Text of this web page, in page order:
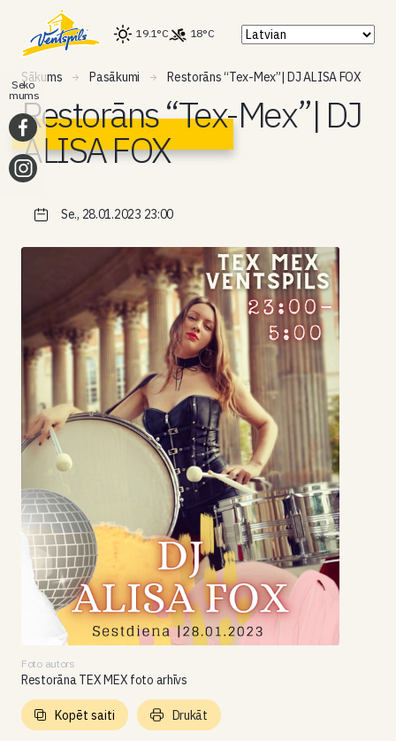
19.1°C 18°C
Sākums Pasākumi Restorāns “Tex-Mex”| DJ ALISA FOX
Restorāns “Tex-Mex”| DJ
ALISA FOX
Se., 28.01.2023 23:00
Foto autors
Restorāna TEX MEX foto arhīvs
Kopēt saiti Drukāt
Seko
mums